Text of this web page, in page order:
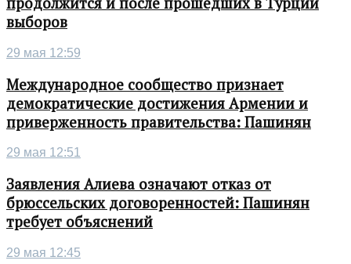
выборов
29 мая 12:59
Международное сообщество признает
демократические достижения Армении и
приверженность правительства: Пашинян
29 мая 12:51
Заявления Алиева означают отказ от
брюссельских договоренностей: Пашинян
требует объяснений
29 мая 12:45